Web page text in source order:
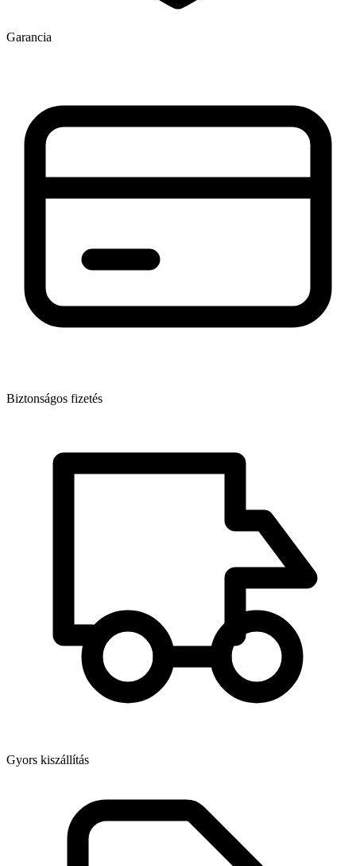
Garancia
Biztonságos fizetés
Gyors kiszállítás